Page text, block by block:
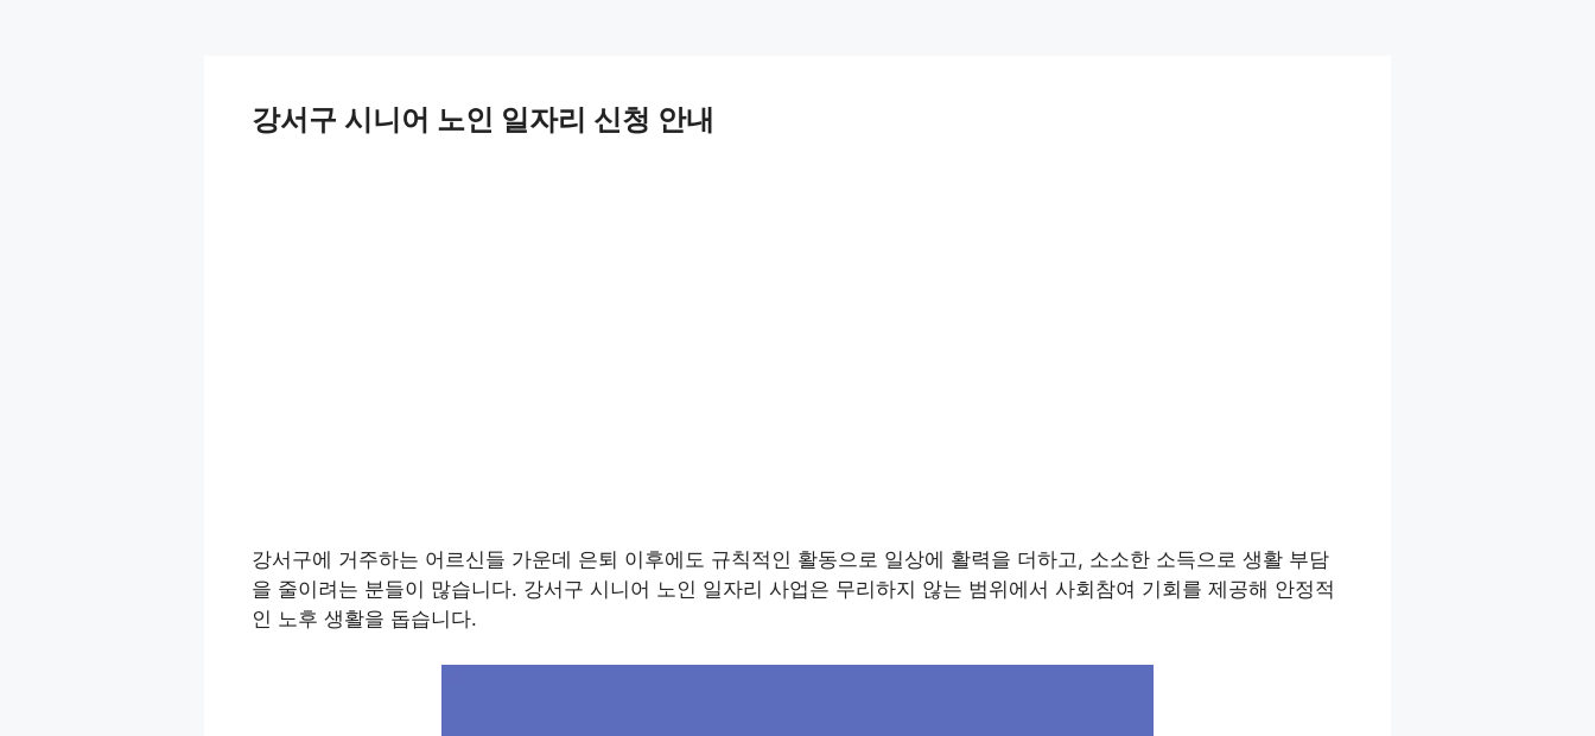
강서구 시니어 노인 일자리 신청 안내
강서구에 거주하는 어르신들 가운데 은퇴 이후에도 규칙적인 활동으로 일상에 활력을 더하고, 소소한 소득으로 생활 부담
을 줄이려는 분들이 많습니다. 강서구 시니어 노인 일자리 사업은 무리하지 않는 범위에서 사회참여 기회를 제공해 안정적
인 노후 생활을 돕습니다.